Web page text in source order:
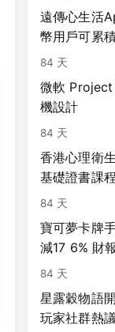
遠傳心生活
幣用戶可累
84 天
微軟
機設計
84 天
香港心理衛
基礎證書課程
84 天
寶可夢卡牌
減17 6% 財
84 天
星露穀物語
玩家社群熱